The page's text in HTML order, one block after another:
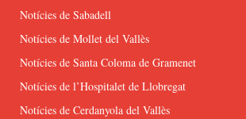
Notícies de Sabadell
Notícies de Mollet del Vallès
Notícies de Santa Coloma de Gramenet
Notícies de l’Hospitalet de Llobregat
Notícies de Cerdanyola del Vallès